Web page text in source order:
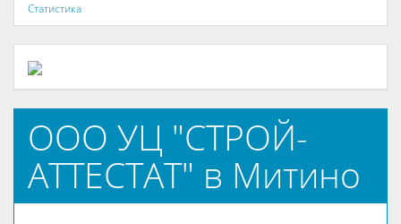
Статистика
ООО УЦ "СТРОЙ-
АТТЕСТАТ" в Митино